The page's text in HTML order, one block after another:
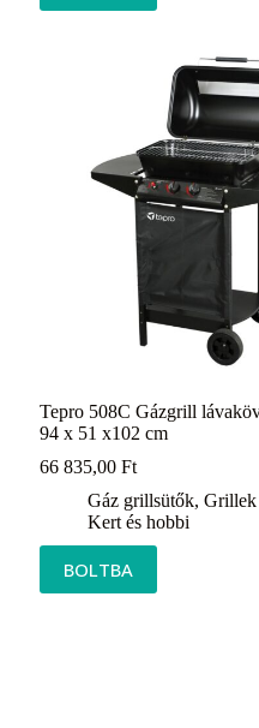
Tepro 508C Gázgrill
94 x 51 x102 cm
66 835,00 Ft
Gáz grillsütők, Grillek
Kert és hobbi
BOLTBA